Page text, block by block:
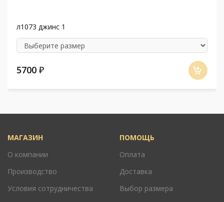
л1073 джинс 1
5700 ₽
МАГАЗИН
О компании
Производство
Условия сотрудничества
ПОМОЩЬ
Оплата
Доставка
Выбор размера